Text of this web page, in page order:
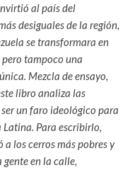
al país del
desiguales de la región,
se transformara en
tampoco una
Mezcla de ensayo,
libro analiza las
un faro ideológico para
Para escribirlo,
a los cerros más pobres y
en la calle,